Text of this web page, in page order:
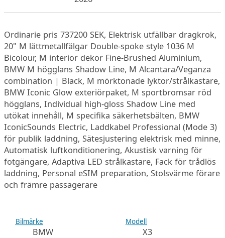
Ordinarie pris 737200 SEK, Elektrisk utfällbar dragkrok,
20" M lättmetallfälgar Double-spoke style 1036 M
Bicolour, M interior dekor Fine-Brushed Aluminium,
BMW M högglans Shadow Line, M Alcantara/Veganza
combination | Black, M mörktonade lyktor/strålkastare,
BMW Iconic Glow exteriörpaket, M sportbromsar röd
högglans, Individual high-gloss Shadow Line med
utökat innehåll, M specifika säkerhetsbälten, BMW
IconicSounds Electric, Laddkabel Professional (Mode 3)
för publik laddning, Sätesjustering elektrisk med minne,
Automatisk luftkonditionering, Akustisk varning för
fotgängare, Adaptiva LED strålkastare, Fack för trådlös
laddning, Personal eSIM preparation, Stolsvärme förare
och främre passagerare
Bilmärke
BMW
Modell
X3